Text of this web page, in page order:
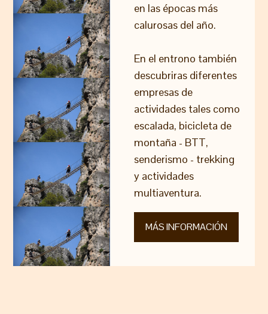
en las épocas más
calurosas del año.
En el entrono también
descubriras diferentes
empresas de
actividades tales como
escalada, bicicleta de
montaña - BTT,
senderismo - trekking
y actividades
multiaventura.
MÁS INFORMACIÓN